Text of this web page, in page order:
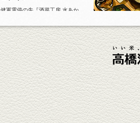
健軍電停の先『酒菜工房 水あか
杯！まずは『ごまカンパチ』を
肴に。
2026年4月3日放送
元祖 鶏焼売＆牛テールの
土鍋めし
健軍電停そば『湯気立つ料理』
が名物の『yuge(ゆげ)』へ。
『白岳』を使った『旨み緑茶
割』で乾杯！
2026年3月13日放送
焼鳥おまかせ８本